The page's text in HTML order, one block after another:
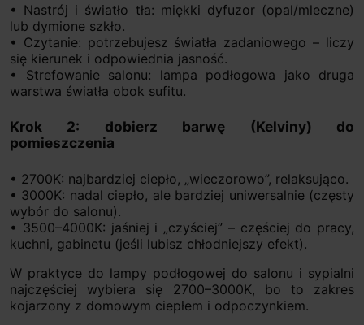
• Nastrój i światło tła: miękki dyfuzor (opal/mleczne)
lub dymione szkło.
• Czytanie: potrzebujesz światła zadaniowego – liczy
się kierunek i odpowiednia jasność.
• Strefowanie salonu: lampa podłogowa jako druga
warstwa światła obok sufitu.
Krok 2: dobierz barwę (Kelviny) do
pomieszczenia
• 2700K: najbardziej ciepło, „wieczorowo”, relaksująco.
• 3000K: nadal ciepło, ale bardziej uniwersalnie (częsty
wybór do salonu).
• 3500–4000K: jaśniej i „czyściej” – częściej do pracy,
kuchni, gabinetu (jeśli lubisz chłodniejszy efekt).
W praktyce do lampy podłogowej do salonu i sypialni
najczęściej wybiera się 2700–3000K, bo to zakres
kojarzony z domowym ciepłem i odpoczynkiem.